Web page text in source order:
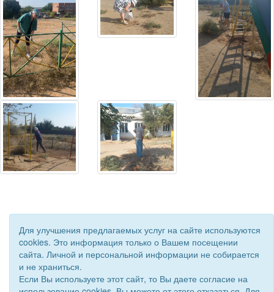
© 2018 - 2026 Подворье . Все права защищены.
Для улучшения предлагаемых услуг на сайте используются
cookies. Это информация только о Вашем посещении
сайта. Личной и персональной информации не собирается
и не храниться.
Если Вы используете этот сайт, то Вы даете согласие на